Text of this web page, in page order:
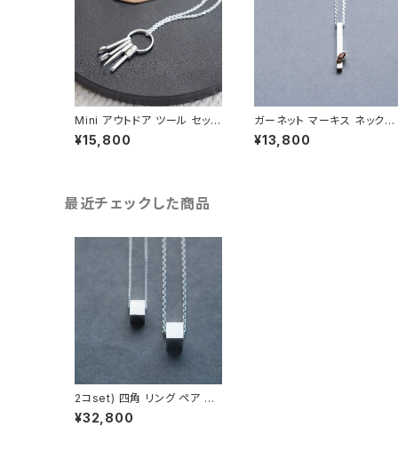
Mini アウトドア ツール セット
メンズ ネックレス シルバー92
5
¥15,800
ガーネット マーキス ネックレ
ス シルバー925 1月誕生石
ンズ ユニセックス
¥13,800
最近チェックした商品
2コset) 四角 リング ペア ネ
ックレス シルバー925
¥32,800